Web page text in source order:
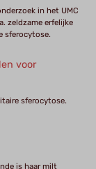
in het UMC
zeldzame erfelijke
sferocytose.
voor
sferocytose.
is haar milt